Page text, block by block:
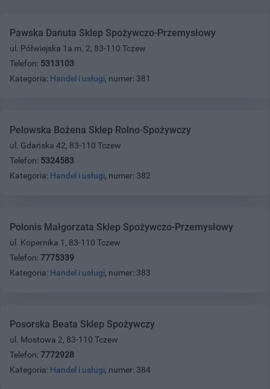
Pawska Danuta Sklep Spożywczo-Przemysłowy
ul. Półwiejska 1a m. 2, 83-110 Tczew
Telefon: 5313103
Kategoria: Handel i usługi, numer: 381
Pelowska Bożena Sklep Rolno-Spożywczy
ul. Gdańska 42, 83-110 Tczew
Telefon: 5324583
Kategoria: Handel i usługi, numer: 382
Polonis Małgorzata Sklep Spożywczo-Przemysłowy
ul. Kopernika 1, 83-110 Tczew
Telefon: 7775339
Kategoria: Handel i usługi, numer: 383
Posorska Beata Sklep Spożywczy
ul. Mostowa 2, 83-110 Tczew
Telefon: 7772928
Kategoria: Handel i usługi, numer: 384